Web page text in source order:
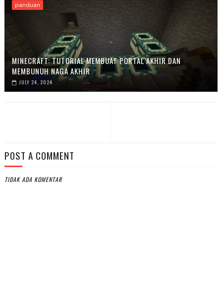
panduan
MINECRAFT: TUTORIAL MEMBUAT PORTAL AKHIR DAN
MEMBUNUH NAGA AKHIR
JULY 24, 2024
POST A COMMENT
TIDAK ADA KOMENTAR